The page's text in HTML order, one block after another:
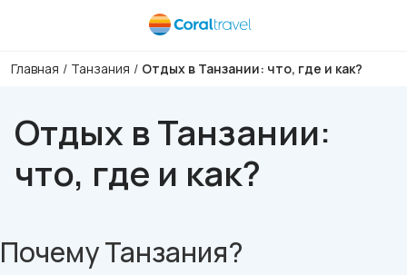
Главная / Танзания / Отдых в Танзании: что, где и как?
Отдых в Танзании:
что, где и как?
Почему Танзания?